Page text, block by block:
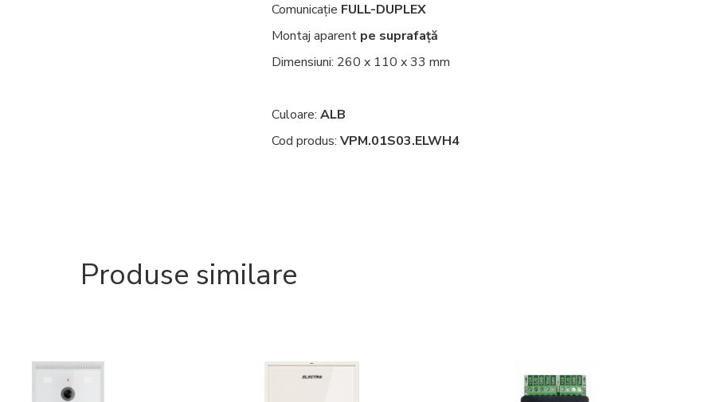
Comunicație FULL-DUPLEX
Montaj aparent pe suprafață
Dimensiuni: 260 x 110 x 33 mm
Culoare: ALB
Cod produs: VPM.01S03.ELWH4
Produse similare